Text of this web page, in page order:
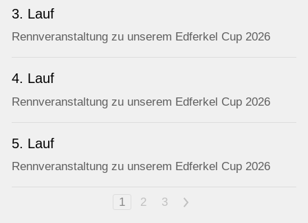
3. Lauf
Rennveranstaltung zu unserem Edferkel Cup 2026
4. Lauf
Rennveranstaltung zu unserem Edferkel Cup 2026
5. Lauf
Rennveranstaltung zu unserem Edferkel Cup 2026
1 2 3 >